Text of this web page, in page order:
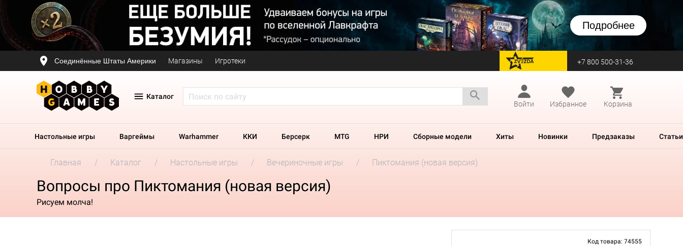
Подробнее
Соединённые Штаты Америки Магазины Игротеки перейти на Zvezda +7 800 500-31-36
Каталог
Войти
Избранное Корзина
Настольные игры Варгеймы Warhammer ККИ Берсерк MTG НРИ Сборные модели Хиты Новинки Предзаказы Статьи
Главная Каталог Настольные игры Вечериночные игры Пиктомания (новая версия)
Вопросы про Пиктомания (новая версия)
Рисуем молча!
Код товара: 74555